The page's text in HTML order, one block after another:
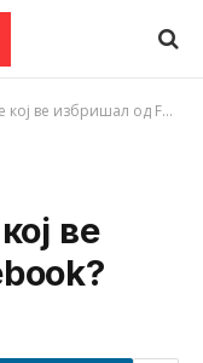
ве избришал од Facebook?
ве